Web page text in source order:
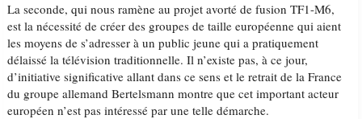
La seconde, qui nous ramène au projet avorté de fusion TF1-M6,
est la nécessité de créer des groupes de taille européenne qui aient
les moyens de s’adresser à un public jeune qui a pratiquement
délaissé la télévision traditionnelle. Il n’existe pas, à ce jour,
d’initiative significative allant dans ce sens et le retrait de la France
du groupe allemand Bertelsmann montre que cet important acteur
européen n’est pas intéressé par une telle démarche.